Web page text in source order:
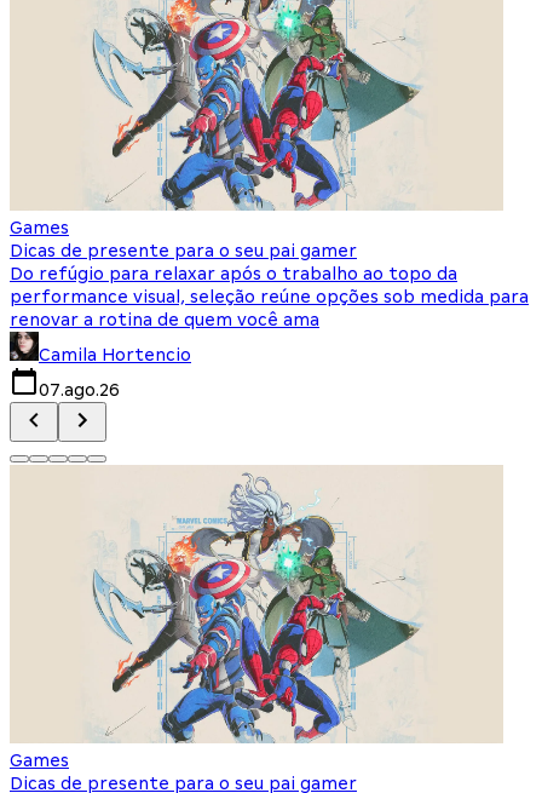
Games
Dicas de presente para o seu pai gamer
Do refúgio para relaxar após o trabalho ao topo da
performance visual, seleção reúne opções sob medida para
renovar a rotina de quem você ama
Camila Hortencio
07.ago.26
Games
Dicas de presente para o seu pai gamer